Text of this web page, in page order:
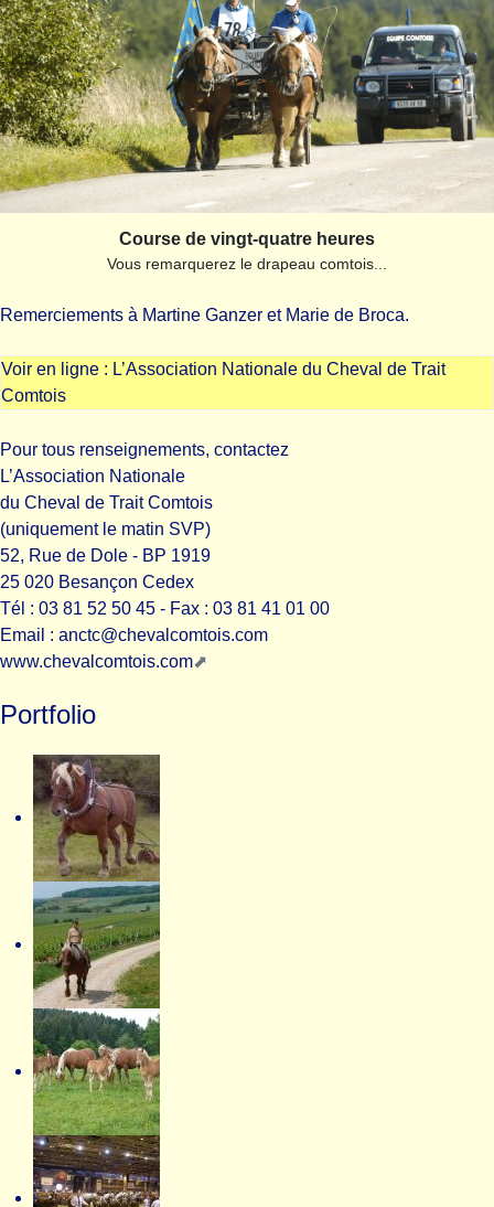
Course de vingt-quatre heures
Vous remarquerez le drapeau comtois...
Remerciements à Martine Ganzer et Marie de Broca.
Voir en ligne : L’Association Nationale du Cheval de Trait
Comtois
Pour tous renseignements, contactez
L’Association Nationale
du Cheval de Trait Comtois
(uniquement le matin SVP)
52, Rue de Dole - BP 1919
25 020 Besançon Cedex
Tél : 03 81 52 50 45 - Fax : 03 81 41 01 00
Email : anctc@chevalcomtois.com
www.chevalcomtois.com
Portfolio